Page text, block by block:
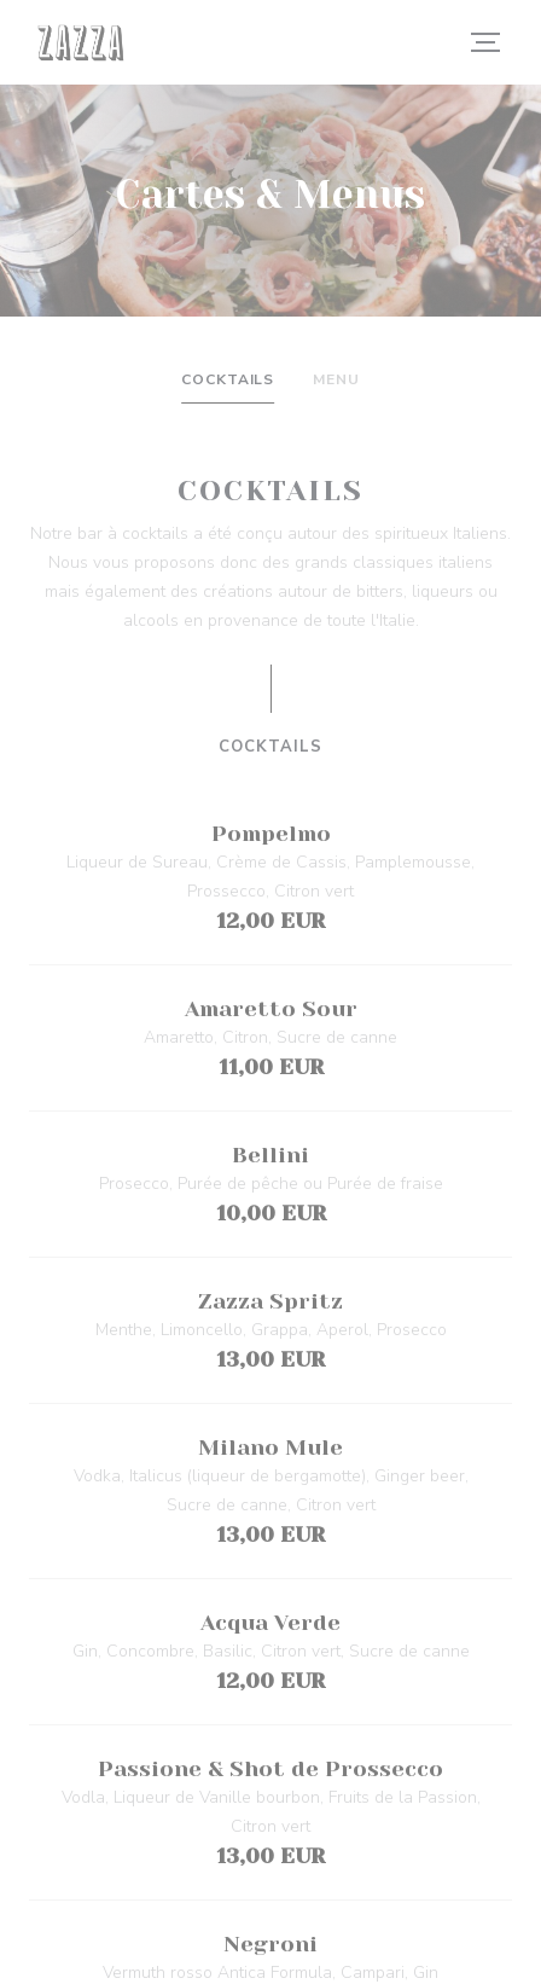
Cartes & Menus
COCKTAILS MENU
COCKTAILS
Notre bar à cocktails a été conçu autour des spiritueux Italiens.
Nous vous proposons donc des grands classiques italiens
mais également des créations autour de bitters, liqueurs ou
alcools en provenance de toute l'Italie.
COCKTAILS
Pompelmo
Liqueur de Sureau, Crème de Cassis, Pamplemousse,
Prossecco, Citron vert
12,00 EUR
Amaretto Sour
Amaretto, Citron, Sucre de canne
11,00 EUR
Bellini
Prosecco, Purée de pêche ou Purée de fraise
10,00 EUR
Zazza Spritz
Menthe, Limoncello, Grappa, Aperol, Prosecco
13,00 EUR
Milano Mule
Vodka, Italicus (liqueur de bergamotte), Ginger beer,
Sucre de canne, Citron vert
13,00 EUR
Acqua Verde
Gin, Concombre, Basilic, Citron vert, Sucre de canne
12,00 EUR
Passione & Shot de Prossecco
Vodla, Liqueur de Vanille bourbon, Fruits de la Passion,
Citron vert
13,00 EUR
Negroni
Vermuth rosso Antica Formula, Campari, Gin